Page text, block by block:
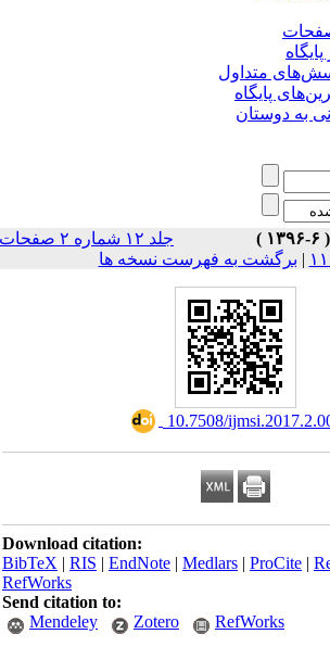
متداول
پایگاه
به دوستان
جلد ۱۲ شماره ۲ صفحات
| برگشت به فهرست نسخه ها
10.7508/
Download citation:
BibTeX|RIS|EndNote|Medlars|ProCite|
RefWorks
Send citation to:
Mendeley
Zotero RefWorks